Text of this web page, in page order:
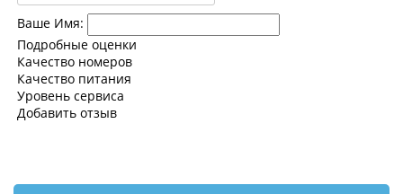
Ваше Имя:
Подробные оценки
Качество номеров
Качество питания
Уровень сервиса
Добавить отзыв